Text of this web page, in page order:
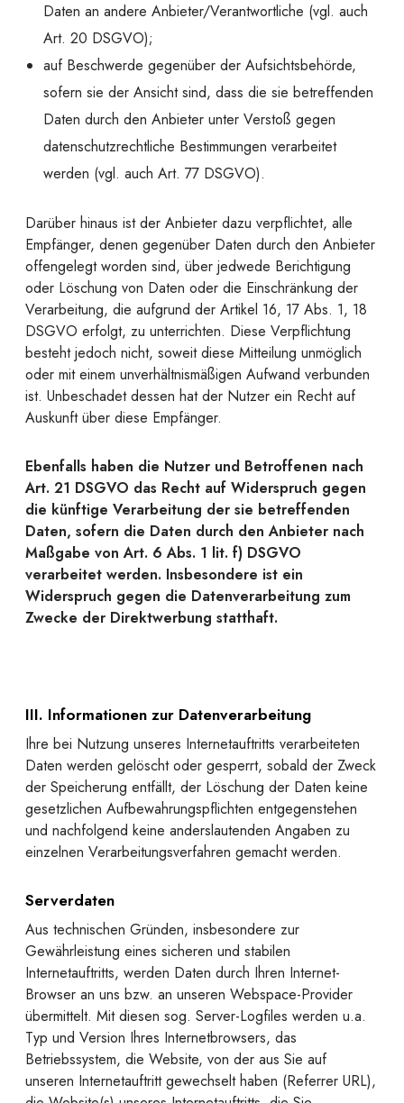
Daten an andere Anbieter/Verantwortliche (vgl. auch
Art. 20 DSGVO);
auf Beschwerde gegenüber der Aufsichtsbehörde,
sofern sie der Ansicht sind, dass die sie betreffenden
Daten durch den Anbieter unter Verstoß gegen
datenschutzrechtliche Bestimmungen verarbeitet
werden (vgl. auch Art. 77 DSGVO).
Darüber hinaus ist der Anbieter dazu verpflichtet, alle
Empfänger, denen gegenüber Daten durch den Anbieter
offengelegt worden sind, über jedwede Berichtigung
oder Löschung von Daten oder die Einschränkung der
Verarbeitung, die aufgrund der Artikel 16, 17 Abs. 1, 18
DSGVO erfolgt, zu unterrichten. Diese Verpflichtung
besteht jedoch nicht, soweit diese Mitteilung unmöglich
oder mit einem unverhältnismäßigen Aufwand verbunden
ist. Unbeschadet dessen hat der Nutzer ein Recht auf
Auskunft über diese Empfänger.
Ebenfalls haben die Nutzer und Betroffenen nach
Art. 21 DSGVO das Recht auf Widerspruch gegen
die künftige Verarbeitung der sie betreffenden
Daten, sofern die Daten durch den Anbieter nach
Maßgabe von Art. 6 Abs. 1 lit. f) DSGVO
verarbeitet werden. Insbesondere ist ein
Widerspruch gegen die Datenverarbeitung zum
Zwecke der Direktwerbung statthaft.
III. Informationen zur Datenverarbeitung
Ihre bei Nutzung unseres Internetauftritts verarbeiteten
Daten werden gelöscht oder gesperrt, sobald der Zweck
der Speicherung entfällt, der Löschung der Daten keine
gesetzlichen Aufbewahrungspflichten entgegenstehen
und nachfolgend keine anderslautenden Angaben zu
einzelnen Verarbeitungsverfahren gemacht werden.
Serverdaten
Aus technischen Gründen, insbesondere zur
Gewährleistung eines sicheren und stabilen
Internetauftritts, werden Daten durch Ihren Internet-
Browser an uns bzw. an unseren Webspace-Provider
übermittelt. Mit diesen sog. Server-Logfiles werden u.a.
Typ und Version Ihres Internetbrowsers, das
Betriebssystem, die Website, von der aus Sie auf
unseren Internetauftritt gewechselt haben (Referrer URL),